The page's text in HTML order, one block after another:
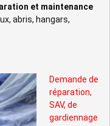
et maintenance
abris, hangars,
Demande de
réparation,
SAV, de
gardiennage